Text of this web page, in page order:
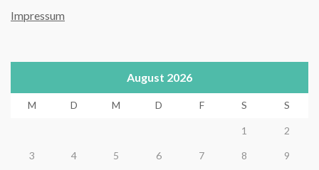
Impressum
August 2026
M D M D F S S
1 2
3 4 5 6 7 8 9